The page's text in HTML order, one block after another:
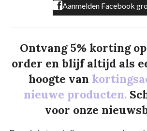
Aanmelden Facebook
Ontvang 5% korting
order en blijf altijd als
hoogte van
nieuwe producten.
voor onze